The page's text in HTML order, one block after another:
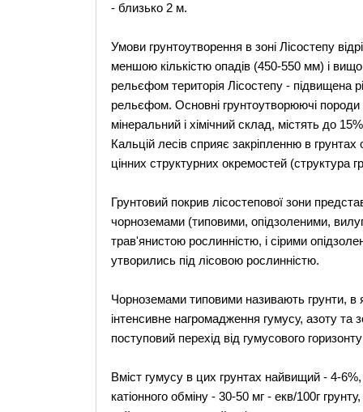
- близько 2 м.
Умови грунтоутворення в зоні Лісостепу
меншою кількістю опадів (450-550 мм) і
рельєфом територія Лісостепу - підвищена
рельєфом. Основні грунтоутворюючі
мінеральний і хімічний склад, містять до
Кальцій лесів сприяє закріпленню в
цінних структурних окремостей (структура
Грунтовий покрив лісостепової зони
чорноземами (типовими, опідзоленими,
трав'янистою рослинністю, і сірими
утворились під лісовою рослинністю.
Чорноземами типовими називають грунти, в
інтенсивне нагромадження гумусу, азоту та
поступовий перехід від гумусового
Вміст гумусу в цих грунтах найвищий - 4-
катіонного обміну - 30-50 мг - екв/100г